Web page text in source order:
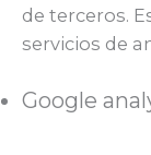
de terceros.
servicios de
Google